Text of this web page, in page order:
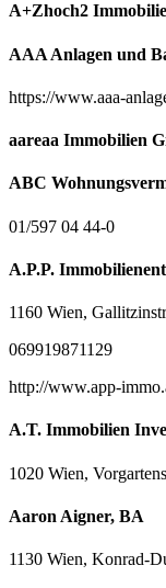
A+Zhoch2
AAA Anlagen und
https://www.aaa-
aareaa Immobilien
ABC
01/597 04 44-0
A.P.P.
1160 Wien,
069919871129
http://www.app-
A.T. Immobilien
1020 Wien,
Aaron Aigner, BA
1130 Wien, Konrad-